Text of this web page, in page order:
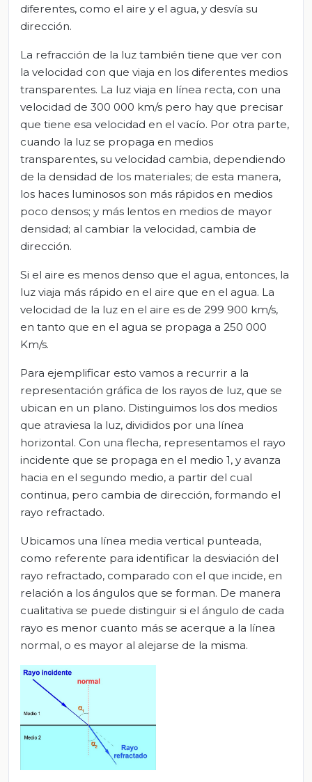
diferentes, como el aire y el agua, y desvía su
dirección.
La refracción de la luz también tiene que ver con
la velocidad con que viaja en los diferentes medios
transparentes. La luz viaja en línea recta, con una
velocidad de 300 000 km/s pero hay que precisar
que tiene esa velocidad en el vacío. Por otra parte,
cuando la luz se propaga en medios
transparentes, su velocidad cambia, dependiendo
de la densidad de los materiales; de esta manera,
los haces luminosos son más rápidos en medios
poco densos; y más lentos en medios de mayor
densidad; al cambiar la velocidad, cambia de
dirección.
Si el aire es menos denso que el agua, entonces, la
luz viaja más rápido en el aire que en el agua. La
velocidad de la luz en el aire es de 299 900 km/s,
en tanto que en el agua se propaga a 250 000
Km/s.
Para ejemplificar esto vamos a recurrir a la
representación gráfica de los rayos de luz, que se
ubican en un plano. Distinguimos los dos medios
que atraviesa la luz, divididos por una línea
horizontal. Con una flecha, representamos el rayo
incidente que se propaga en el medio 1, y avanza
hacia en el segundo medio, a partir del cual
continua, pero cambia de dirección, formando el
rayo refractado.
Ubicamos una línea media vertical punteada,
como referente para identificar la desviación del
rayo refractado, comparado con el que incide, en
relación a los ángulos que se forman. De manera
cualitativa se puede distinguir si el ángulo de cada
rayo es menor cuanto más se acerque a la línea
normal, o es mayor al alejarse de la misma.